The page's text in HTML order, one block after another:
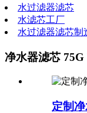
水过滤器滤芯
水滤芯工厂
水过滤器滤芯制
净水器滤芯
定制